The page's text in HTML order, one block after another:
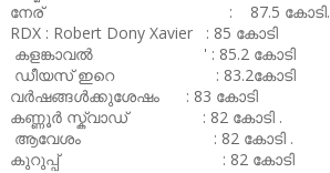
നേര് : 87.5 കോടി.
RDX : Robert Dony Xavier : 85 കോടി
കളങ്കാവൽ ' : 85.2 കോടി
ഡീയസ് ഇറെ : 83.2കോടി
വർഷങ്ങൾക്കുശേഷം : 83 കോടി
കണ്ണൂർ സ്ക്വാഡ് : 82 കോടി .
ആവേശം : 82 കോടി .
കുറുപ്പ് : 82 കോടി